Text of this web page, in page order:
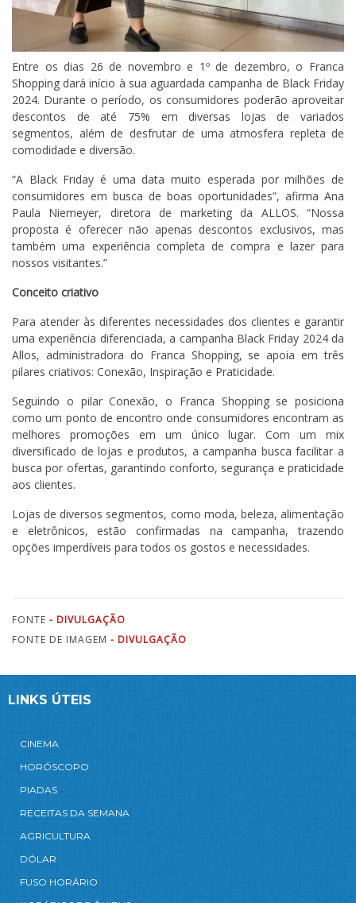
Entre os dias 26 de novembro e 1º de dezembro, o Franca
Shopping dará início à sua aguardada campanha de Black Friday
2024. Durante o período, os consumidores poderão aproveitar
descontos de até 75% em diversas lojas de variados
segmentos, além de desfrutar de uma atmosfera repleta de
comodidade e diversão.
“A Black Friday é uma data muito esperada por milhões de
consumidores em busca de boas oportunidades”, afirma Ana
Paula Niemeyer, diretora de marketing da ALLOS. “Nossa
proposta é oferecer não apenas descontos exclusivos, mas
também uma experiência completa de compra e lazer para
nossos visitantes.”
Conceito criativo
Para atender às diferentes necessidades dos clientes e garantir
uma experiência diferenciada, a campanha Black Friday 2024 da
Allos, administradora do Franca Shopping, se apoia em três
pilares criativos: Conexão, Inspiração e Praticidade.
Seguindo o pilar Conexão, o Franca Shopping se posiciona
como um ponto de encontro onde consumidores encontram as
melhores promoções em um único lugar. Com um mix
diversificado de lojas e produtos, a campanha busca facilitar a
busca por ofertas, garantindo conforto, segurança e praticidade
aos clientes.
Lojas de diversos segmentos, como moda, beleza, alimentação
e eletrônicos, estão confirmadas na campanha, trazendo
opções imperdíveis para todos os gostos e necessidades.
FONTE - DIVULGAÇÃO
FONTE DE IMAGEM - DIVULGAÇÃO
LINKS ÚTEIS
CINEMA
HORÓSCOPO
PIADAS
RECEITAS DA SEMANA
AGRICULTURA
DÓLAR
FUSO HORÁRIO